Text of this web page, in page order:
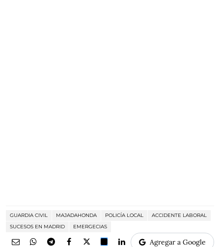
GUARDIA CIVIL MAJADAHONDA POLICÍA LOCAL
ACCIDENTE LABORAL
SUCESOS EN MADRID
EMERGECIAS
Agregar a Google